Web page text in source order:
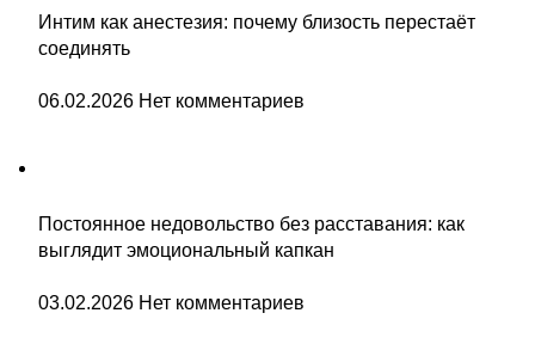
Интим как анестезия: почему близость перестаёт
соединять
06.02.2026 Нет комментариев
Постоянное недовольство без расставания: как
выглядит эмоциональный капкан
03.02.2026 Нет комментариев